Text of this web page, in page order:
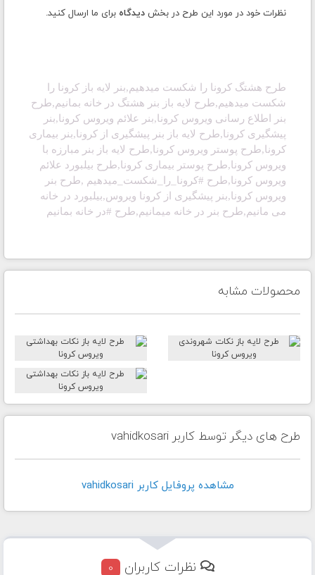
نظرات خود در مورد این طرح در بخش دیدگاه برای ما ارسال کنید.
طرح هشتگ کرونا را شکست میدهیم,بنر لایه باز کرونا را
شکست میدهیم,طرح لایه باز بنر هشتگ در خانه بمانیم,طرح
بنر اطلاع رسانی ویروس کرونا,بنر علائم ویروس کرونا,بنر
پیشگیری کرونا,طرح لایه باز بنر پیشگیری از کرونا,بنر بیماری
کرونا,طرح پوستر ویروس کرونا,طرح لایه باز بنر مبارزه با
ویروس کرونا,طرح پوستر بیماری کرونا,طرح بیلبورد علائم
ویروس کرونا,طرح #کرونا_را_شکست_میدهیم ,طرح بنر
ویروس کرونا,بنر پیشگیری از کرونا ویروس,بیلبورد در خانه
می مانیم,طرح بنر در خانه میمانیم,طرح #در خانه بمانیم
محصولات مشابه
طرح های دیگر توسط کاربر vahidkosari
مشاهده پروفايل کاربر vahidkosari
نظرات کاربران 0